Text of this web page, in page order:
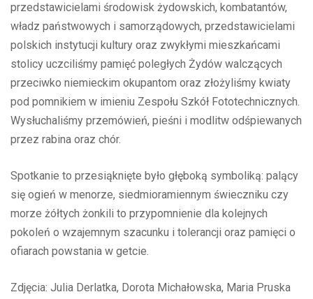
przedstawicielami środowisk żydowskich, kombatantów,
władz państwowych i samorządowych, przedstawicielami
polskich instytucji kultury oraz zwykłymi mieszkańcami
stolicy uczciliśmy pamięć poległych Żydów walczących
przeciwko niemieckim okupantom oraz złożyliśmy kwiaty
pod pomnikiem w imieniu Zespołu Szkół Fototechnicznych.
Wysłuchaliśmy przemówień, pieśni i modlitw odśpiewanych
przez rabina oraz chór.
Spotkanie to przesiąknięte było głęboką symboliką: palący
się ogień w menorze, siedmioramiennym świeczniku czy
morze żółtych żonkili to przypomnienie dla kolejnych
pokoleń o wzajemnym szacunku i tolerancji oraz pamięci o
ofiarach powstania w getcie.
Zdjęcia: Julia Derlatka, Dorota Michałowska, Maria Pruska